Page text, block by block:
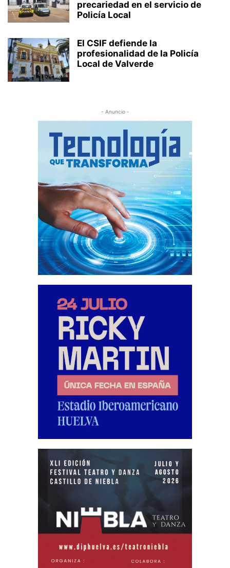
precariedad en el servicio de
Policía Local
El CSIF defiende la
profesionalidad de la Policía
Local de Valverde
- Anuncio -